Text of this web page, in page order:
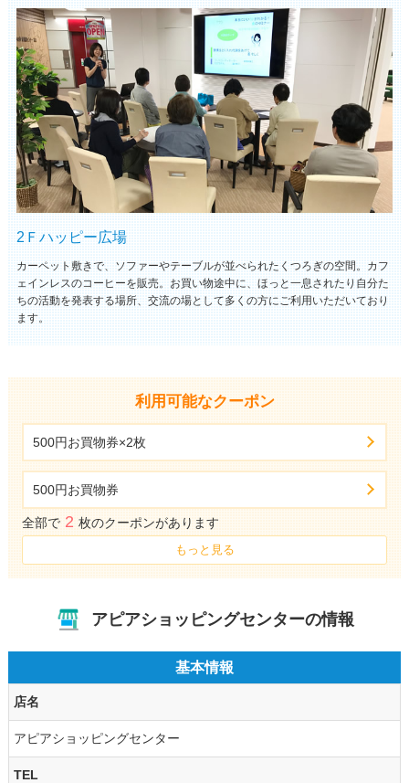
2Ｆハッピー広場
カーペット敷きで、ソファーやテーブルが並べられたくつろぎの空間。カフ
ェインレスのコーヒーを販売。お買い物途中に、ほっと一息されたり自分た
ちの活動を発表する場所、交流の場として多くの方にご利用いただいており
ます。
利用可能なクーポン
500円お買物券×2枚
500円お買物券
全部で2 枚のクーポンがあります
もっと見る
アピアショッピングセンターの情報
基本情報
店名
アピアショッピングセンター
TEL